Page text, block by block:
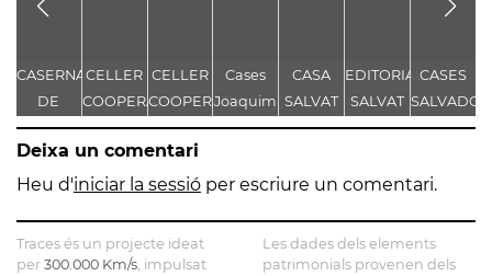
CASERNA
DE
BOMBERS
DEL
POBLE
CELLER
COOPERATIU
CELLER
COOPERATIU
Cases
Joaquim
i Antoni
CASA
SALVAT
EDITORIAL
SALVAT
CASES
SALVADOR
ANDREU
Deixa un comentari
Heu d'iniciar la sessió per escriure un comentari.
Traces és un projecte ideat
per 300.000 Km/s , impulsat
Les dades dels elements
patrimonials provenen dels